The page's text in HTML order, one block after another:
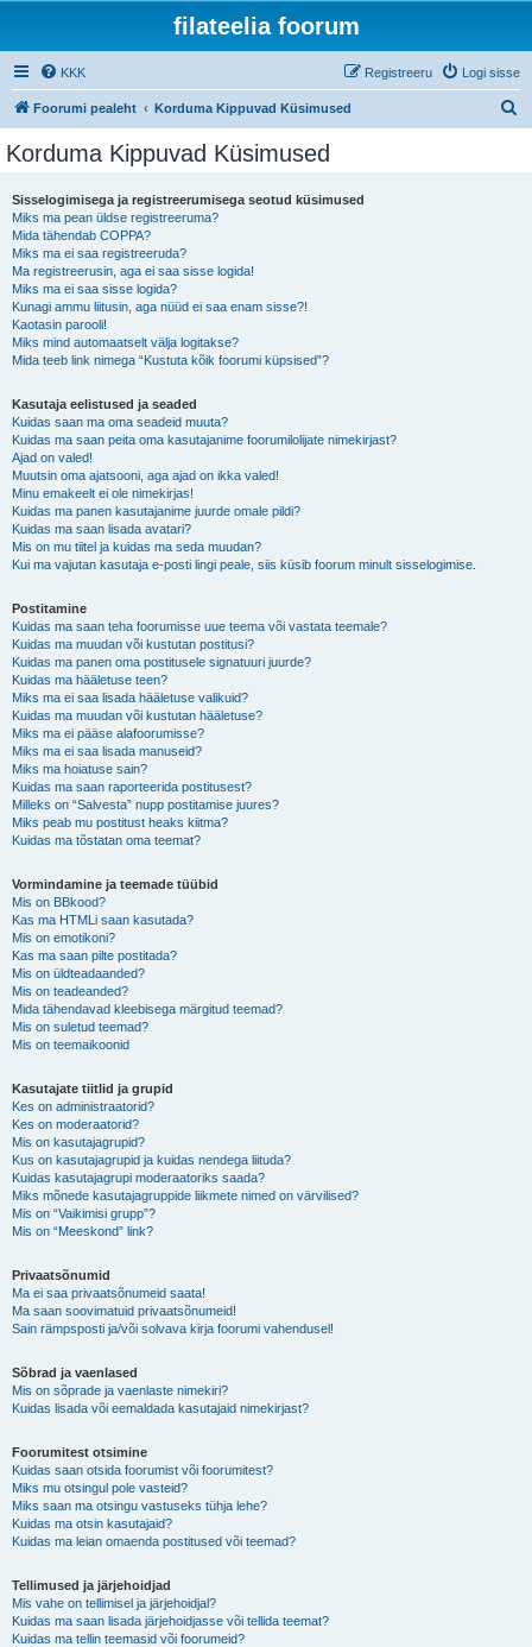
filateelia foorum
KKK Logi sisse
Registreeru
Foorumi pealeht Korduma Kippuvad Küsimused
Korduma Kippuvad Küsimused
Sisselogimisega ja registreerumisega seotud küsimused
Miks ma pean üldse registreeruma?
Mida tähendab COPPA?
Miks ma ei saa registreeruda?
Ma registreerusin, aga ei saa sisse logida!
Miks ma ei saa sisse logida?
Kunagi ammu liitusin, aga nüüd ei saa enam sisse?!
Kaotasin parooli!
Miks mind automaatselt välja logitakse?
Mida teeb link nimega “Kustuta kõik foorumi küpsised”?
Kasutaja eelistused ja seaded
Kuidas saan ma oma seadeid muuta?
Kuidas ma saan peita oma kasutajanime foorumilolijate nimekirjast?
Ajad on valed!
Muutsin oma ajatsooni, aga ajad on ikka valed!
Minu emakeelt ei ole nimekirjas!
Kuidas ma panen kasutajanime juurde omale pildi?
Kuidas ma saan lisada avatari?
Mis on mu tiitel ja kuidas ma seda muudan?
Kui ma vajutan kasutaja e-posti lingi peale, siis küsib foorum minult sisselogimise.
Postitamine
Kuidas ma saan teha foorumisse uue teema või vastata teemale?
Kuidas ma muudan või kustutan postitusi?
Kuidas ma panen oma postitusele signatuuri juurde?
Kuidas ma hääletuse teen?
Miks ma ei saa lisada hääletuse valikuid?
Kuidas ma muudan või kustutan hääletuse?
Miks ma ei pääse alafoorumisse?
Miks ma ei saa lisada manuseid?
Miks ma hoiatuse sain?
Kuidas ma saan raporteerida postitusest?
Milleks on “Salvesta” nupp postitamise juures?
Miks peab mu postitust heaks kiitma?
Kuidas ma tõstatan oma teemat?
Vormindamine ja teemade tüübid
Mis on BBkood?
Kas ma HTMLi saan kasutada?
Mis on emotikoni?
Kas ma saan pilte postitada?
Mis on üldteadaanded?
Mis on teadeanded?
Mida tähendavad kleebisega märgitud teemad?
Mis on suletud teemad?
Mis on teemaikoonid
Kasutajate tiitlid ja grupid
Kes on administraatorid?
Kes on moderaatorid?
Mis on kasutajagrupid?
Kus on kasutajagrupid ja kuidas nendega liituda?
Kuidas kasutajagrupi moderaatoriks saada?
Miks mõnede kasutajagruppide liikmete nimed on värvilised?
Mis on “Vaikimisi grupp”?
Mis on “Meeskond” link?
Privaatsõnumid
Ma ei saa privaatsõnumeid saata!
Ma saan soovimatuid privaatsõnumeid!
Sain rämpsposti ja/või solvava kirja foorumi vahendusel!
Sõbrad ja vaenlased
Mis on sõprade ja vaenlaste nimekiri?
Kuidas lisada või eemaldada kasutajaid nimekirjast?
Foorumitest otsimine
Kuidas saan otsida foorumist või foorumitest?
Miks mu otsingul pole vasteid?
Miks saan ma otsingu vastuseks tühja lehe?
Kuidas ma otsin kasutajaid?
Kuidas ma leian omaenda postitused või teemad?
Tellimused ja järjehoidjad
Mis vahe on tellimisel ja järjehoidjal?
Kuidas ma saan lisada järjehoidjasse või tellida teemat?
Kuidas ma tellin teemasid või foorumeid?